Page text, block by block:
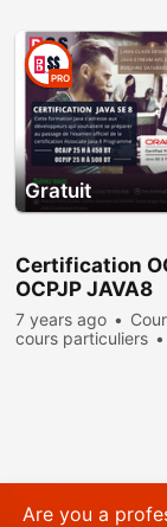
Gratuit
PRO
Certification
OCPJP JAVA8
7 years ago
cours particuliers
Are you a